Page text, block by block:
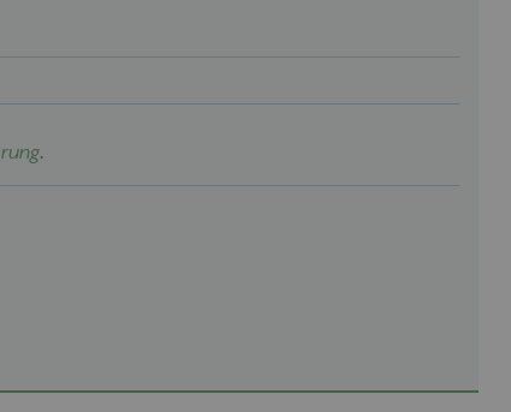
.
Das Cookie muss
Das Cookie-